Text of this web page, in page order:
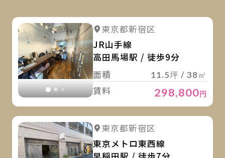
詳細を見る
東京都新宿区
JR山手線
高田馬場駅 / 徒歩9分
面積
11.5坪 / 38㎡
賃料 298,800円
詳細を見る
東京都新宿区
東京メトロ東西線